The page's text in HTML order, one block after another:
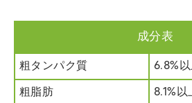
成分表
粗タンパク質 6.8%
粗脂肪 8.1%以